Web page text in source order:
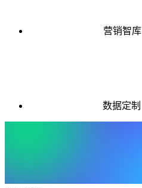
营销智库
数据定制